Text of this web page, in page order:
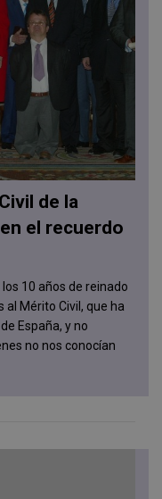
de la
el recuerdo
10 años de reinado
al Mérito Civil, que ha
España, y no
no nos conocían